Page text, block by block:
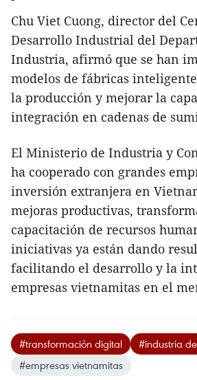
Chu Viet Cuong, director del
Desarrollo Industrial del
Industria, afirmó que se han
modelos de fábricas
la producción y mejorar la
integración en cadenas de
El Ministerio de Industria y
ha cooperado con grandes
inversión extranjera en
mejoras productivas,
capacitación de recursos
iniciativas ya están dando
facilitando el desarrollo y la
empresas vietnamitas en el
#transformación digital
#industria
#empresas vietnamitas